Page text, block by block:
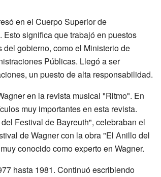
en el Cuerpo Superior de
significa que trabajó en puestos
gobierno, como el Ministerio de
Públicas. Llegó a ser
un puesto de alta responsabilidad.
en la revista musical "Ritmo". En
muy importantes en esta revista.
Festival de Bayreuth", celebraban el
de Wagner con la obra "El Anillo del
conocido como experto en Wagner.
hasta 1981. Continuó escribiendo